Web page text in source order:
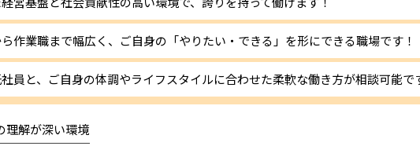
作業職まで幅広く、ご自身の「やりたい・できる」を形にできる職場です！
員と、ご自身の体調やライフスタイルに合わせた柔軟な働き方が相談可能で
理解が深い環境
￣￣￣￣￣￣￣